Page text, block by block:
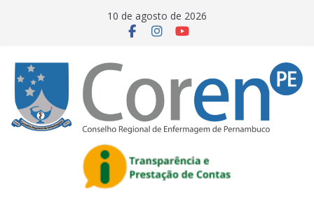
10 de agosto de 2026